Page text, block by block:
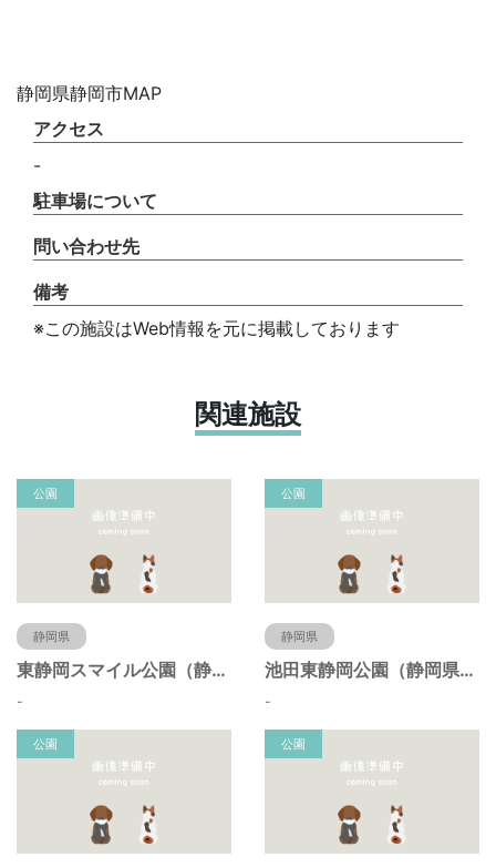
静岡県静岡市MAP
アクセス
-
駐車場について
問い合わせ先
備考
※この施設はWeb情報を元に掲載しております
関連施設
公園
静岡県
東静岡スマイル公園（静岡県静岡市）
-
公園
静岡県
池田東静岡公園（静岡県静岡市）
-
公園 公園